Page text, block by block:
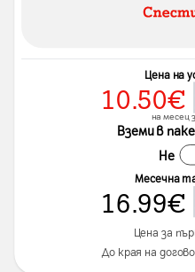
Цена на
10.50€
на месец
Вземи в
Не
Месечна
16.99€
Цена за
До края на